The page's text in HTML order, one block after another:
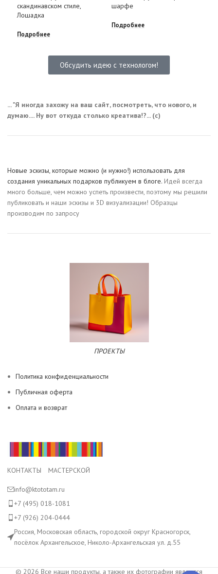
скандинавском стиле,
Лошадка
Подробнее
шарфе
Подробнее
Обсудить идею с технологом!
... "Я иногда захожу на ваш сайт, посмотреть, что нового, и
думаю.... Ну вот откуда столько креатива!?... (с)
Новые эскизы, которые можно (и нужно!) использовать для
создания уникальных подарков публикуем в блоге. Идей всегда
много больше, чем можно успеть произвести, поэтому мы решили
публиковать и наши эскизы и 3D визуализации! Образцы
производим по запросу
ПРОЕКТЫ
Политика конфиденциальности
Публичная оферта
Оплата и возврат
КОНТАКТЫ МАСТЕРСКОЙ
info@ktototam.ru
+7 (495) 018-1081
+7 (926) 204-0444
Россия, Московская область, городской округ Красногорск,
посёлок Архангельское, Николо-Архангельская ул. д.55
© 2026 Все наши продукты, а также их фотографии являются